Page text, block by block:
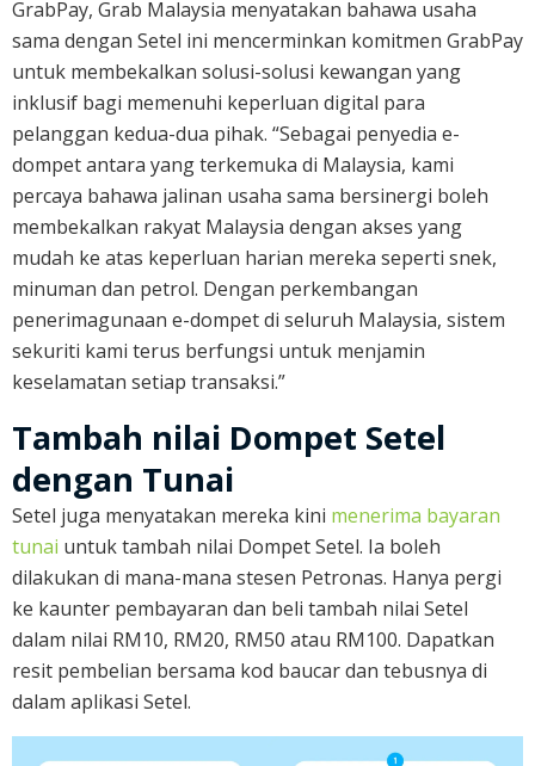
GrabPay, Grab Malaysia menyatakan bahawa usaha
sama dengan Setel ini mencerminkan komitmen GrabPay
untuk membekalkan solusi-solusi kewangan yang
inklusif bagi memenuhi keperluan digital para
pelanggan kedua-dua pihak. “Sebagai penyedia e-
dompet antara yang terkemuka di Malaysia, kami
percaya bahawa jalinan usaha sama bersinergi boleh
membekalkan rakyat Malaysia dengan akses yang
mudah ke atas keperluan harian mereka seperti snek,
minuman dan petrol. Dengan perkembangan
penerimagunaan e-dompet di seluruh Malaysia, sistem
sekuriti kami terus berfungsi untuk menjamin
keselamatan setiap transaksi.”
Tambah nilai Dompet Setel
dengan Tunai
Setel juga menyatakan mereka kini menerima bayaran
tunai untuk tambah nilai Dompet Setel. Ia boleh
dilakukan di mana-mana stesen Petronas. Hanya pergi
ke kaunter pembayaran dan beli tambah nilai Setel
dalam nilai RM10, RM20, RM50 atau RM100. Dapatkan
resit pembelian bersama kod baucar dan tebusnya di
dalam aplikasi Setel.